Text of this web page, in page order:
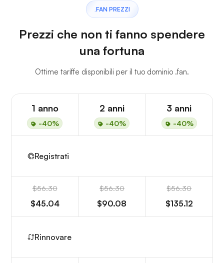
.FAN PREZZI
Prezzi che non ti fanno spendere
una fortuna
Ottime tariffe disponibili per il tuo dominio .fan.
1 anno
-40%
2 anni
-40%
3 anni
-40%
Registrati
$56.30
$45.04
$56.30
$90.08
$56.30
$135.12
Rinnovare